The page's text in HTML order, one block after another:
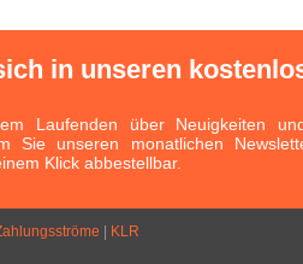
in unseren
Laufenden über Neuigkeiten
Sie unseren monatlichen
Klick abbestellbar.
KLR